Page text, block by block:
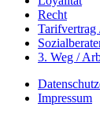
Recht
3. Weg /
Impressum